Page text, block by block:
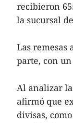
recibieron
la sucursal
Las remesas
parte, con
Al analizar
afirmó que
divisas,